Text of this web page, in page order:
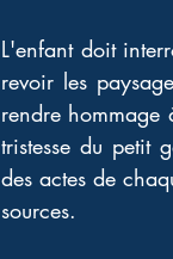
L'enfant doit
revoir les
rendre hommage
tristesse du petit
des actes de
sources.